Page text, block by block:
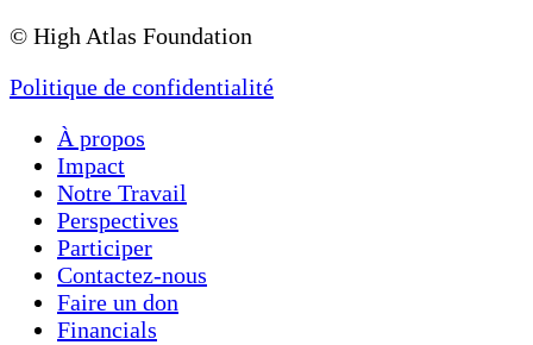
© High Atlas Foundation
Politique de confidentialité
À propos
Impact
Notre Travail
Perspectives
Participer
Contactez-nous
Faire un don
Financials